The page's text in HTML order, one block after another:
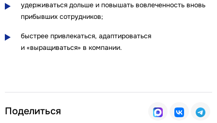
удерживаться дольше и повышать вовлеченность вновь
прибывших сотрудников;
быстрее привлекаться, адаптироваться
и «выращиваться» в компании.
Поделиться